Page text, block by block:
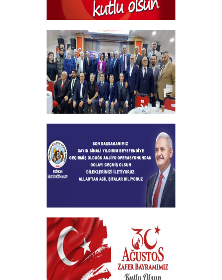
29 Ekim Cumhuriyet Bayramı
+
2024-2025 Burs Toplantısında 7000
+
Geçmiş Olsun Mesajı
+